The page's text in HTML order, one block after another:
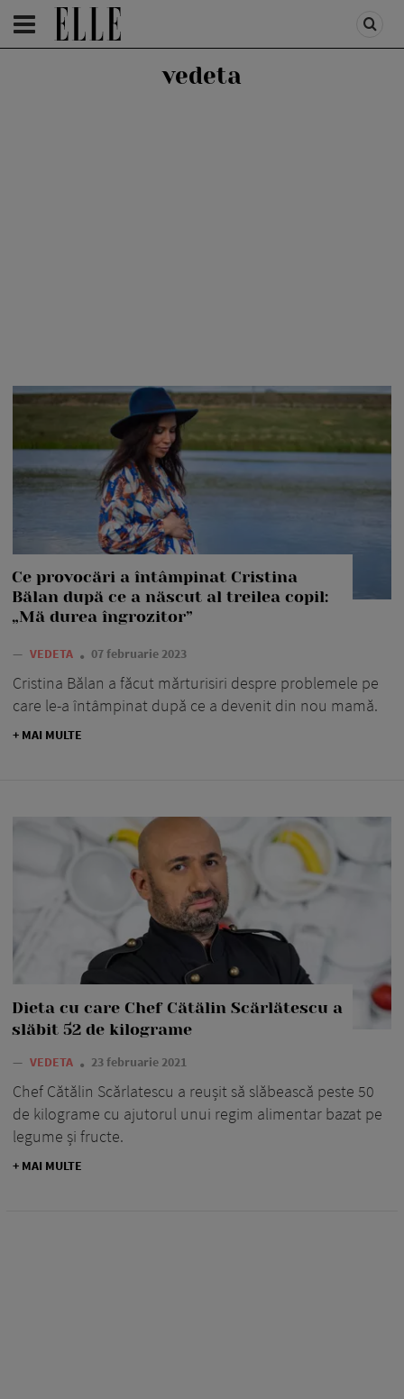
HOMEPAGE /PEOPLE
vedeta
Ce provocări a întâmpinat Cristina
Bălan după ce a născut al treilea copil:
„Mă durea îngrozitor”
— VEDETA 07 februarie 2023
Cristina Bălan a făcut mărturisiri despre problemele pe
care le-a întâmpinat după ce a devenit din nou mamă.
+ MAI MULTE
Dieta cu care Chef Cătălin Scărlătescu a
slăbit 52 de kilograme
— VEDETA 23 februarie 2021
Chef Cătălin Scărlatescu a reușit să slăbească peste 50
de kilograme cu ajutorul unui regim alimentar bazat pe
legume și fructe.
+ MAI MULTE